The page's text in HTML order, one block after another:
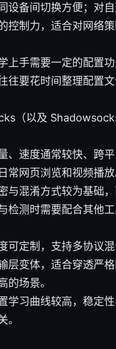
设备间切换方便；对
控制力，适合对网络
上手需要一定的配置
往要花时间整理配置
（以及
、速度通常较快、跨
常网页浏览和视频播放
与混淆方式较为基础
检测时需要配合其他工
可定制，支持多协议
层变体，适合穿透严
的场景。
学习曲线较高，稳定
。